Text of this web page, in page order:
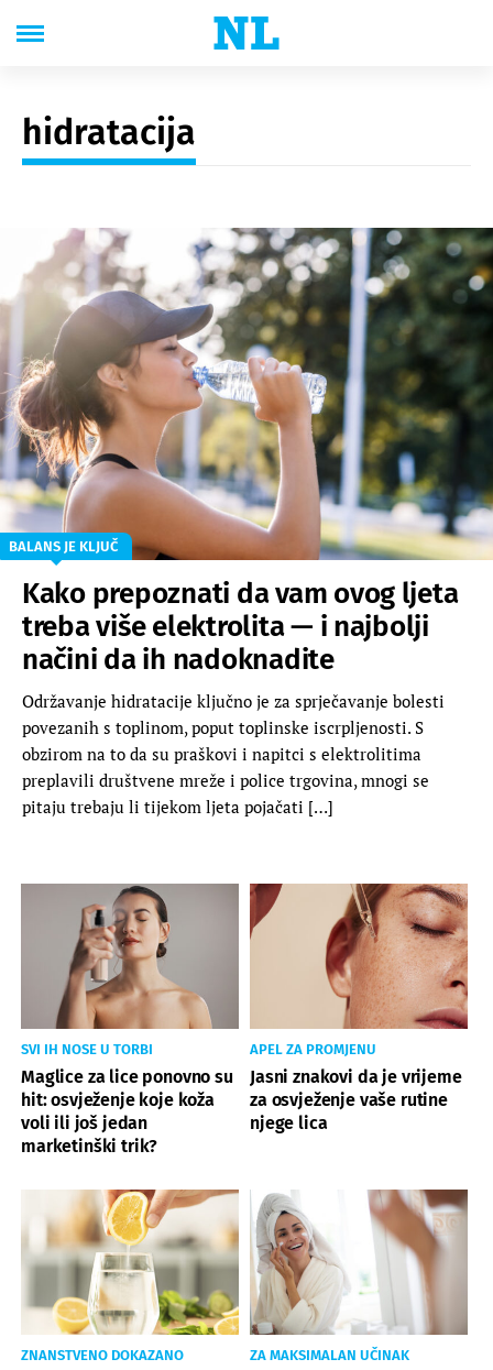
hidratacija
BALANS JE KLJUČ
Kako prepoznati da vam ovog ljeta
treba više elektrolita — i najbolji
načini da ih nadoknadite
Održavanje hidratacije ključno je za sprječavanje bolesti
povezanih s toplinom, poput toplinske iscrpljenosti. S
obzirom na to da su praškovi i napitci s elektrolitima
preplavili društvene mreže i police trgovina, mnogi se
pitaju trebaju li tijekom ljeta pojačati […]
SVI IH NOSE U TORBI
Maglice za lice ponovno su
hit: osvježenje koje koža
voli ili još jedan
marketinški trik?
APEL ZA PROMJENU
Jasni znakovi da je vrijeme
za osvježenje vaše rutine
njege lica
ZNANSTVENO DOKAZANO ZA MAKSIMALAN UČINAK